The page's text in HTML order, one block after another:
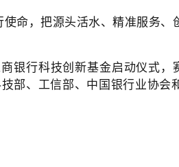
命，把源头活水、精准服务
银行科技创新基金启动仪式
、工信部、中国银行业协会